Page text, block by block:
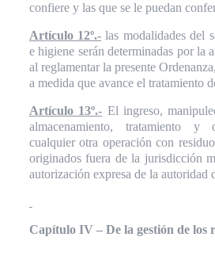
confiere y las que se le puedan
Artículo 12º.- las modalidades del
e higiene serán determinadas por la
al reglamentar la presente
a medida que avance el tratamiento
Artículo 13º.- El ingreso,
almacenamiento, tratamiento
cualquier otra operación con
originados fuera de la jurisdicción
autorización expresa de la autoridad
Capítulo IV – De la gestión de los